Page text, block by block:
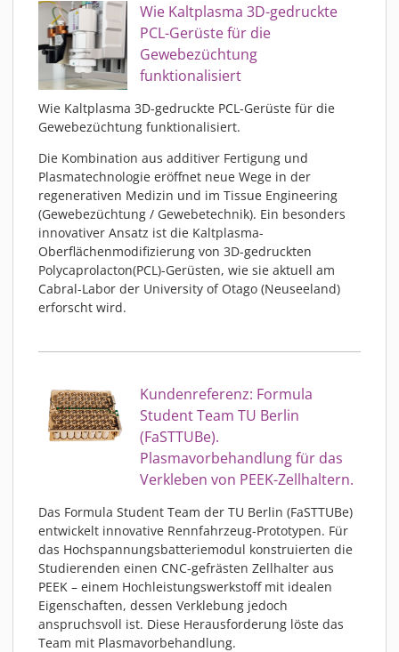
Wie Kaltplasma 3D-gedruckte
PCL-Gerüste für die
Gewebezüchtung
funktionalisiert
Wie Kaltplasma 3D-gedruckte PCL-Gerüste für die
Gewebezüchtung funktionalisiert.
Die Kombination aus additiver Fertigung und
Plasmatechnologie eröffnet neue Wege in der
regenerativen Medizin und im Tissue Engineering
(Gewebezüchtung / Gewebetechnik). Ein besonders
innovativer Ansatz ist die Kaltplasma-
Oberflächenmodifizierung von 3D-gedruckten
Polycaprolacton(PCL)-Gerüsten, wie sie aktuell am
Cabral-Labor der University of Otago (Neuseeland)
erforscht wird.
Kundenreferenz: Formula
Student Team TU Berlin
(FaSTTUBe).
Plasmavorbehandlung für das
Verkleben von PEEK-Zellhaltern.
Das Formula Student Team der TU Berlin (FaSTTUBe)
entwickelt innovative Rennfahrzeug-Prototypen. Für
das Hochspannungsbatteriemodul konstruierten die
Studierenden einen CNC-gefrästen Zellhalter aus
PEEK – einem Hochleistungswerkstoff mit idealen
Eigenschaften, dessen Verklebung jedoch
anspruchsvoll ist. Diese Herausforderung löste das
Team mit Plasmavorbehandlung.